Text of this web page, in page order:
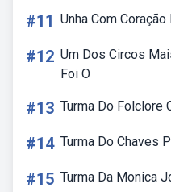
#11 Unha Com Coração
#12 Um Dos Circos
Foi O
#13 Turma Do Folclore
#14 Turma Do Chaves
#15 Turma Da Monica